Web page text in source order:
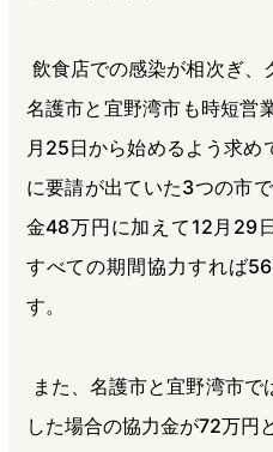
飲食店での感染が相次ぎ、
名護市と宜野湾市も時短営
月25日から始めるよう求め
に要請が出ていた3つの市
金48万円に加えて12月29
すべての期間協力すれば
す。
また、名護市と宜野湾市
した場合の協力金が72万円